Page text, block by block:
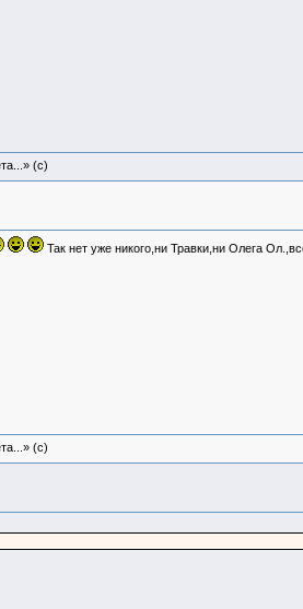
(c)
Так нет уже никого,ни Травки,ни Олега
(c)